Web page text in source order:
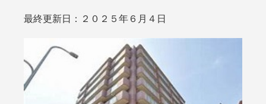
最終更新日：２０２５年６月４日